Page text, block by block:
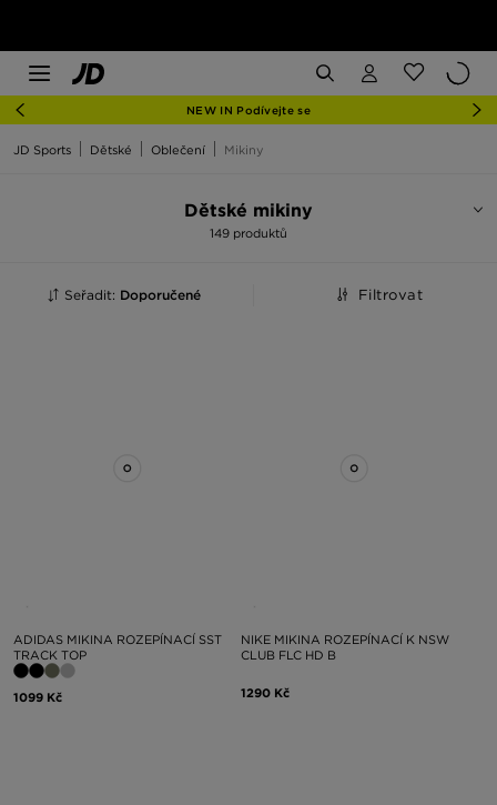
NEW IN Podívejte se
JD Sports Dětské Oblečení Mikiny
Dětské mikiny
149 produktů
Seřadit: Doporučené Filtrovat
ADIDAS MIKINA ROZEPÍNACÍ SST
TRACK TOP
1099 Kč
NIKE MIKINA ROZEPÍNACÍ K NSW
CLUB FLC HD B
1290 Kč